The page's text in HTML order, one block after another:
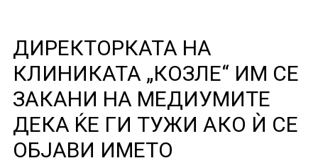
ДИРЕКТОРКАТА НА
КЛИНИКАТА „КОЗЛЕ“ ИМ СЕ
ЗАКАНИ НА МЕДИУМИТЕ
ДЕКА ЌЕ ГИ ТУЖИ АКО Ѝ СЕ
ОБЈАВИ ИМЕТО